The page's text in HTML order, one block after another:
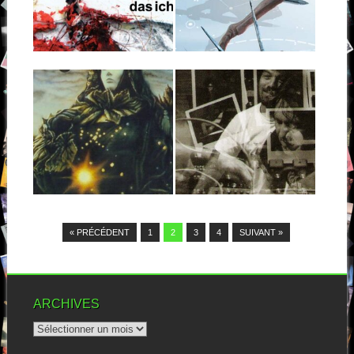
Das ich navigue dans les
eaux...
▶
Attention Osni. Ce que je vous
amène ici, c’est un disque...
09.08.14
YEARNING :
PLAINTIVE
SCENES
Déjà génial du temps de
« With tragedies adorned »,
Yearning a en...
04.03.14
ELLIOTT SMITH :
XO
Elliott Smith, c’est un peu
l’archétype du poète maudit.
Drogue, alcool,...
▶
« PRÉCÉDENT 1 2 3 4 SUIVANT »
ARCHIVES